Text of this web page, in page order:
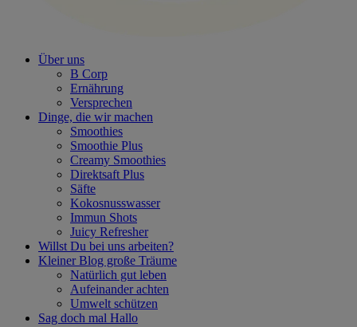
Über uns
B Corp
Ernährung
Versprechen
Dinge, die wir machen
Smoothies
Smoothie Plus
Creamy Smoothies
Direktsaft Plus
Säfte
Kokosnusswasser
Immun Shots
Juicy Refresher
Willst Du bei uns arbeiten?
Kleiner Blog große Träume
Natürlich gut leben
Aufeinander achten
Umwelt schützen
Sag doch mal Hallo